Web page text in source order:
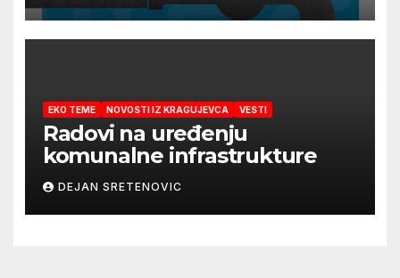
EKO TEME NOVOSTI IZ KRAGUJEVCA VESTI
Radovi na uređenju
komunalne infrastrukture
DEJAN SRETENOVIC